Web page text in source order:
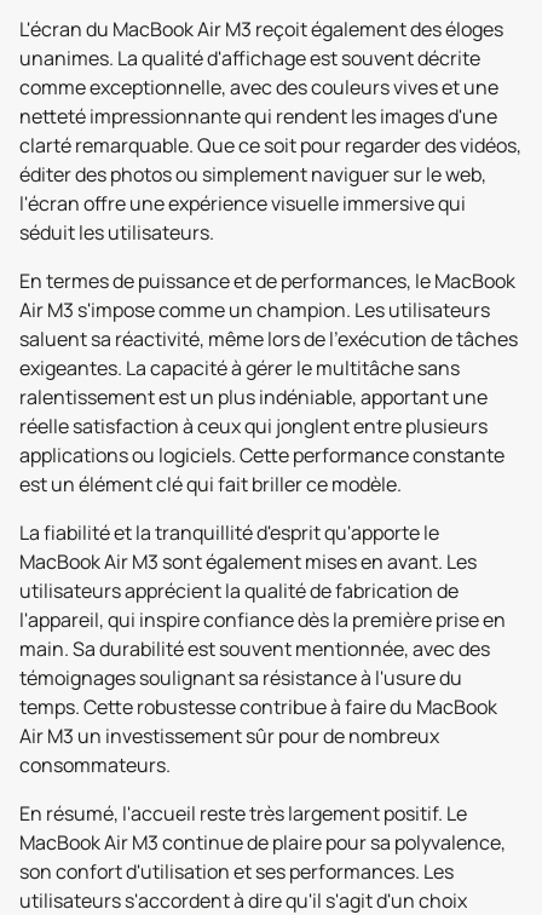
L'écran du MacBook Air M3 reçoit également des éloges
unanimes. La qualité d'affichage est souvent décrite
comme exceptionnelle, avec des couleurs vives et une
netteté impressionnante qui rendent les images d'une
clarté remarquable. Que ce soit pour regarder des vidéos,
éditer des photos ou simplement naviguer sur le web,
l'écran offre une expérience visuelle immersive qui
séduit les utilisateurs.
En termes de puissance et de performances, le MacBook
Air M3 s'impose comme un champion. Les utilisateurs
saluent sa réactivité, même lors de l'exécution de tâches
exigeantes. La capacité à gérer le multitâche sans
ralentissement est un plus indéniable, apportant une
réelle satisfaction à ceux qui jonglent entre plusieurs
applications ou logiciels. Cette performance constante
est un élément clé qui fait briller ce modèle.
La fiabilité et la tranquillité d'esprit qu'apporte le
MacBook Air M3 sont également mises en avant. Les
utilisateurs apprécient la qualité de fabrication de
l'appareil, qui inspire confiance dès la première prise en
main. Sa durabilité est souvent mentionnée, avec des
témoignages soulignant sa résistance à l'usure du
temps. Cette robustesse contribue à faire du MacBook
Air M3 un investissement sûr pour de nombreux
consommateurs.
En résumé, l'accueil reste très largement positif. Le
MacBook Air M3 continue de plaire pour sa polyvalence,
son confort d'utilisation et ses performances. Les
utilisateurs s'accordent à dire qu'il s'agit d'un choix